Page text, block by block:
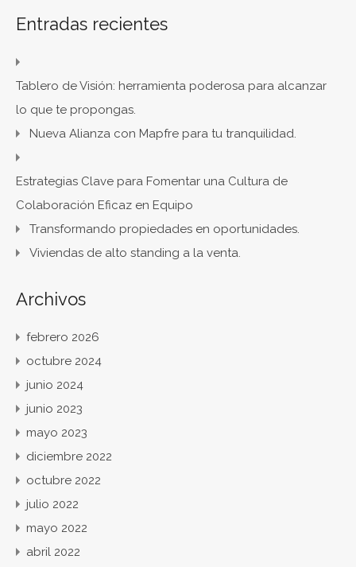
Entradas recientes
Tablero de Visión: herramienta poderosa para alcanzar
lo que te propongas.
Nueva Alianza con Mapfre para tu tranquilidad.
Estrategias Clave para Fomentar una Cultura de
Colaboración Eficaz en Equipo
Transformando propiedades en oportunidades.
Viviendas de alto standing a la venta.
Archivos
febrero 2026
octubre 2024
junio 2024
junio 2023
mayo 2023
diciembre 2022
octubre 2022
julio 2022
mayo 2022
abril 2022